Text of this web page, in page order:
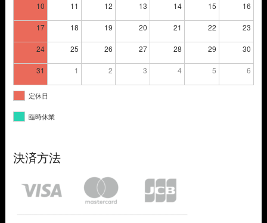
10 11 12 13 14 15 16
17 18 19 20 21 22 23
24 25 26 27 28 29 30
31 1 2 3 4 5 6
定休日
臨時休業
決済方法